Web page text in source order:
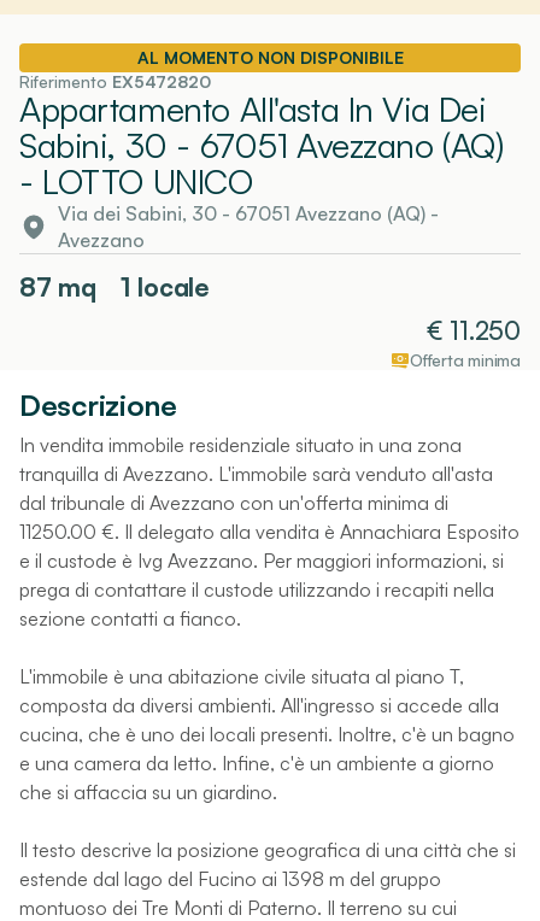
AL MOMENTO NON DISPONIBILE
Riferimento EX5472820
Appartamento All'asta In Via Dei
Sabini, 30 - 67051 Avezzano (AQ)
- LOTTO UNICO
Via dei Sabini, 30 - 67051 Avezzano (AQ)-
Avezzano
87 mq
1 locale
€ 11.250
Offerta minima
Descrizione
In vendita immobile residenziale situato in una zona
tranquilla di Avezzano. L'immobile sarà venduto all'asta
dal tribunale di Avezzano con un'offerta minima di
11250.00 €. Il delegato alla vendita è Annachiara Esposito
e il custode è Ivg Avezzano. Per maggiori informazioni, si
prega di contattare il custode utilizzando i recapiti nella
sezione contatti a fianco.
L'immobile è una abitazione civile situata al piano T,
composta da diversi ambienti. All'ingresso si accede alla
cucina, che è uno dei locali presenti. Inoltre, c'è un bagno
e una camera da letto. Infine, c'è un ambiente a giorno
che si affaccia su un giardino.
Il testo descrive la posizione geografica di una città che si
estende dal lago del Fucino ai 1398 m del gruppo
montuoso dei Tre Monti di Paterno. Il terreno su cui